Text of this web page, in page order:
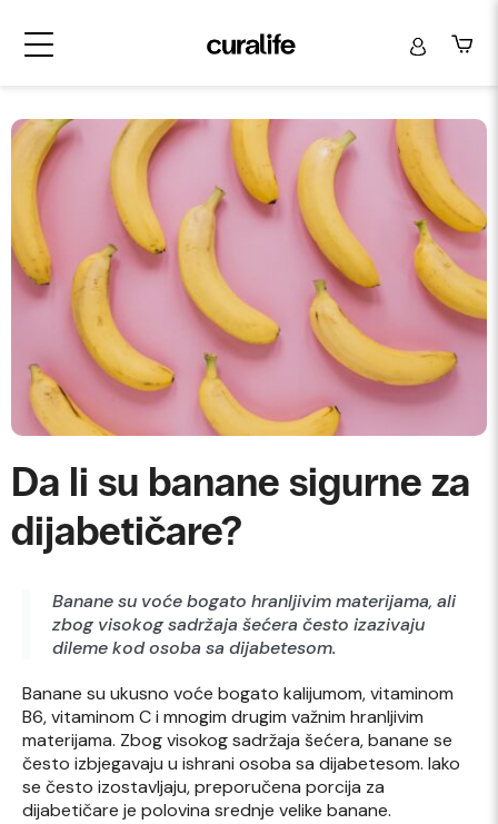
Da li su banane sigurne za
dijabetičare?
Banane su voće bogato hranljivim materijama, ali
zbog visokog sadržaja šećera često izazivaju
dileme kod osoba sa dijabetesom.
Banane su ukusno voće bogato kalijumom, vitaminom
B6, vitaminom C i mnogim drugim važnim hranljivim
materijama. Zbog visokog sadržaja šećera, banane se
često izbjegavaju u ishrani osoba sa dijabetesom. Iako
se često izostavljaju, preporučena porcija za
dijabetičare je polovina srednje velike banane.